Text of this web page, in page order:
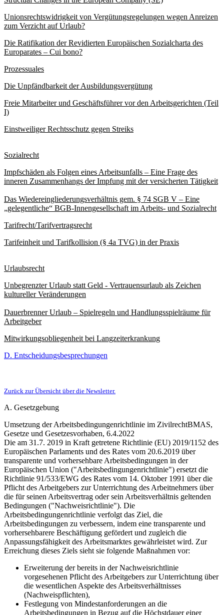
Unionsrechtswidrigkeit von Vergütungsregelungen wegen Anreizen
zum Verzicht auf Urlaub?
Die Ratifikation der Revidierten Europäischen Sozialcharta des
Europarates – Cui bono?
Prozessuales
Die Unpfändbarkeit der Ausbildungsvergütung
Freie Mitarbeiter und Geschäftsführer vor den Arbeitsgerichten (Teil
I)
Einstweiliger Rechtsschutz gegen Streiks
Sozialrecht
Impfschäden als Folgen eines Arbeitsunfalls – Eine Frage des
inneren Zusammenhangs der Impfung mit der versicherten Tätigkeit
Das Wiedereingliederungsverhältnis gem. § 74 SGB V – Eine
„gelegentliche“ BGB-Innengesellschaft im Arbeits- und Sozialrecht
Tarifrecht/Tarifvertragsrecht
Tarifeinheit und Tarifkollision (§ 4a TVG) in der Praxis
Urlaubsrecht
Unbegrenzter Urlaub statt Geld - Vertrauensurlaub als Zeichen
kultureller Veränderungen
Dauerbrenner Urlaub – Spielregeln und Handlungsspielräume für
Arbeitgeber
Mitwirkungsobliegenheit bei Langzeiterkrankung
D. Entscheidungsbesprechungen
Zurück zur Übersicht über die Newsletter.
A. Gesetzgebung
Umsetzung der Arbeitsbedingungenrichtlinie im ZivilrechtBMAS,
Gesetze und Gesetzesvorhaben, 6.4.2022
Die am 31.7. 2019 in Kraft getretene Richtlinie (EU) 2019/1152 des
Europäischen Parlaments und des Rates vom 20.6.2019 über
transparente und vorhersehbare Arbeitsbedingungen in der
Europäischen Union ("Arbeitsbedingungenrichtlinie") ersetzt die
Richtlinie 91/533/EWG des Rates vom 14. Oktober 1991 über die
Pflicht des Arbeitgebers zur Unterrichtung des Arbeitnehmers über
die für seinen Arbeitsvertrag oder sein Arbeitsverhältnis geltenden
Bedingungen ("Nachweisrichtlinie"). Die
Arbeitsbedingungenrichtlinie verfolgt das Ziel, die
Arbeitsbedingungen zu verbessern, indem eine transparente und
vorhersehbarere Beschäftigung gefördert und zugleich die
Anpassungsfähigkeit des Arbeitsmarktes gewährleistet wird. Zur
Erreichung dieses Ziels sieht sie folgende Maßnahmen vor:
Erweiterung der bereits in der Nachweisrichtlinie
vorgesehenen Pflicht des Arbeitgebers zur Unterrichtung über
die wesentlichen Aspekte des Arbeitsverhältnisses
(Nachweispflichten),
Festlegung von Mindestanforderungen an die
Arbeitsbedingungen in Bezug auf die Höchstdauer einer